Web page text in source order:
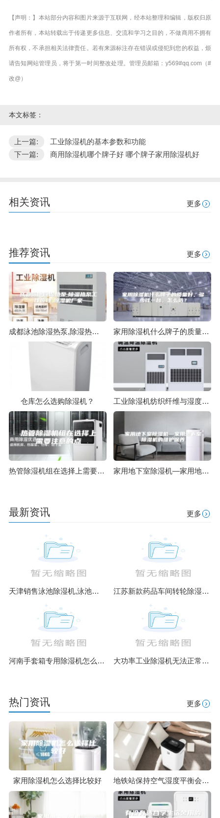
【声明：】本站部分内容和图片来源于互联网，经本站整理和编辑，版权归原
作者所有，本站转载出于传递更多信息、交流和学习之目的，不做商用不拥有
所有权，不承担相关法律责任。若有来源标注存在错误或侵犯到您的权益，烦
请告知网站管理员，将于第一时间整改处理。管理员邮箱：y569#qq.com（#
改@）
本文标签：
上一篇:
工业除湿机的基本参数和功能
下一篇:
商用除湿机哪个牌子好 哪个牌子家用除湿机好
相关资讯 更多
推荐资讯 更多
成都泳池除湿热泵,除湿热泵工作原理,除湿机厂家 家用除湿机什么牌子的质量好，多少钱一台，怎么选？
仓库怎么选购除湿机？ 工业除湿机纺织纤维与湿度的关系
热管除湿机组在选择上需要注意的点 家用地下室除湿机—家用地下室除湿机的维护保养
最新资讯 更多
天津销售泳池除湿机,泳池除湿热泵原理图,泳池除湿设备 江苏新款药品车间转轮除湿机销售(你货比三家了吗？2023已更新)
河南手套箱专用除湿机怎么样(解读2023已更新) 大功率工业除湿机无法正常使用启动怎么办
热门资讯 更多
家用除湿机怎么选择比较好 地铁站保持空气湿度平衡会依赖除湿机吗